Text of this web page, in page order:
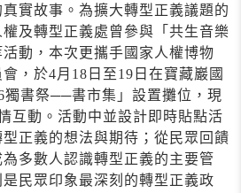
實故事。為擴大轉型正義議題的
及轉型正義處曾參與「共生音樂
動，本次更攜手國家人權博物
，於4月18日至19日在寶藏巖國
獨書祭──書市集」設置攤位，現
互動。活動中並設計即時貼點活
正義的想法與期待；從民眾回饋
多數人認識轉型正義的主要管
民眾印象最深刻的轉型正義政